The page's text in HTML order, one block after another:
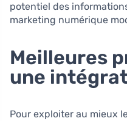
potentiel des
marketing numérique
Meilleures
une
Pour exploiter au mieux